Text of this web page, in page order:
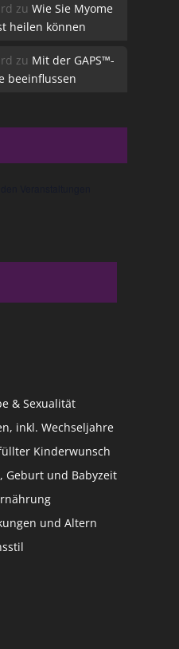
zu Wie Sie Myome
heilen können
zu Mit der GAPS™-
beeinflussen
& Sexualität
inkl. Wechseljahre
Kinderwunsch
Geburt und Babyzeit
und Altern